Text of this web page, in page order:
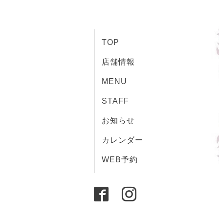
TOP
店舗情報
MENU
STAFF
お知らせ
カレンダー
WEB予約